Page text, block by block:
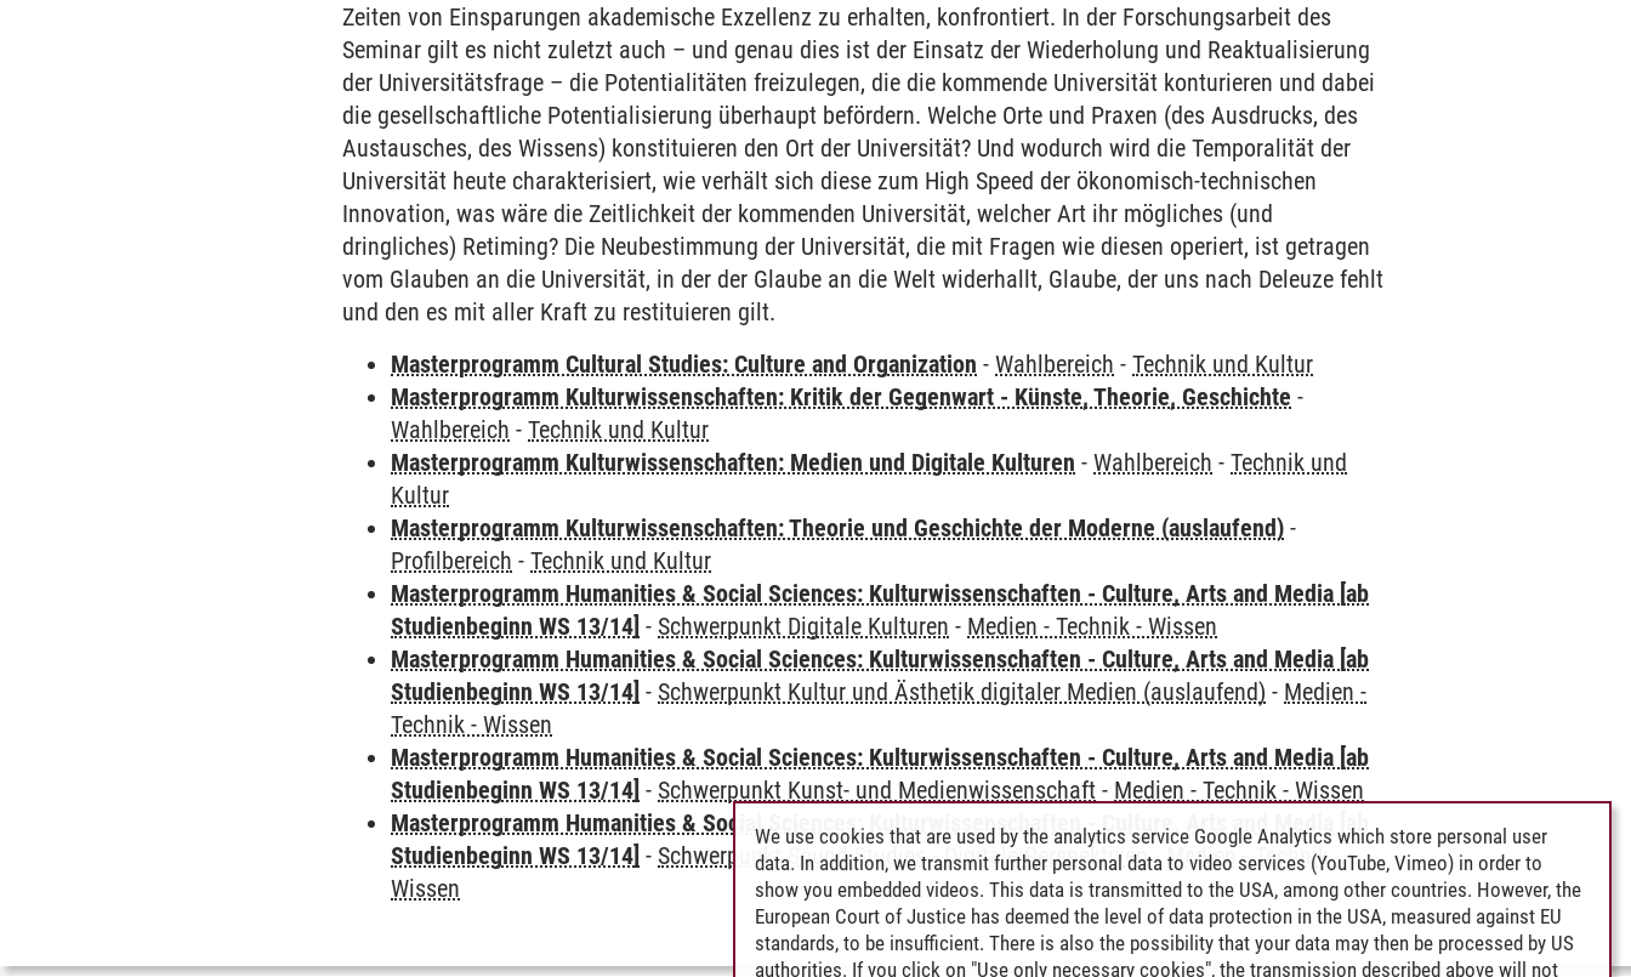
Zeiten von Einsparungen akademische Exzellenz zu erhalten, konfrontiert. In der Forschungsarbeit des
Seminar gilt es nicht zuletzt auch – und genau dies ist der Einsatz der Wiederholung und Reaktualisierung
der Universitätsfrage – die Potentialitäten freizulegen, die die kommende Universität konturieren und dabei
die gesellschaftliche Potentialisierung überhaupt befördern. Welche Orte und Praxen (des Ausdrucks, des
Austausches, des Wissens) konstituieren den Ort der Universität? Und wodurch wird die Temporalität der
Universität heute charakterisiert, wie verhält sich diese zum High Speed der ökonomisch-technischen
Innovation, was wäre die Zeitlichkeit der kommenden Universität, welcher Art ihr mögliches (und
dringliches) Retiming? Die Neubestimmung der Universität, die mit Fragen wie diesen operiert, ist getragen
vom Glauben an die Universität, in der der Glaube an die Welt widerhallt, Glaube, der uns nach Deleuze fehlt
und den es mit aller Kraft zu restituieren gilt.
Masterprogramm Cultural Studies: Culture and Organization -Wahlbereich -Technik und Kultur
Masterprogramm Kulturwissenschaften: Kritik der Gegenwart - Künste, Theorie, Geschichte -
Wahlbereich -Technik und Kultur
Masterprogramm Kulturwissenschaften: Medien und Digitale Kulturen -Wahlbereich -Technik und
Kultur
Masterprogramm Kulturwissenschaften: Theorie und Geschichte der Moderne (auslaufend) -
Profilbereich -Technik und Kultur
Masterprogramm Humanities & Social Sciences: Kulturwissenschaften - Culture, Arts and Media [ab
Studienbeginn WS 13/14] - Schwerpunkt Digitale Kulturen - Medien - Technik - Wissen
Masterprogramm Humanities & Social Sciences: Kulturwissenschaften - Culture, Arts and Media [ab
Studienbeginn WS 13/14] - Schwerpunkt Kultur und Ästhetik digitaler Medien (auslaufend) - Medien -
Technik - Wissen
Masterprogramm Humanities & Social Sciences: Kulturwissenschaften - Culture, Arts and Media [ab
Studienbeginn WS 13/14] - Schwerpunkt Kunst- und Medienwissenschaft - Medien - Technik - Wissen
Masterprogramm Humanities & Social Sciences: Kulturwissenschaften - Culture, Arts and Media [ab
Studienbeginn WS 13/14] - Schwerpunkt Sound Studies - Digitale Perspektiven- Medien - Technik -
Wissen
We use cookies that are used by the analytics service Google Analytics which store personal user
data. In addition, we transmit further personal data to video services (YouTube, Vimeo) in order to
show you embedded videos. This data is transmitted to the USA, among other countries. However, the
European Court of Justice has deemed the level of data protection in the USA, measured against EU
standards, to be insufficient. There is also the possibility that your data may then be processed by US
authorities. If you click on "Use only necessary cookies", the transmission described above will not